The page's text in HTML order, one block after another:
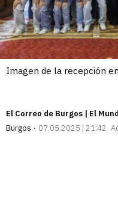
Imagen de la recepción
El Correo de Burgos | El
Burgos
07.05.2025 | 21:42